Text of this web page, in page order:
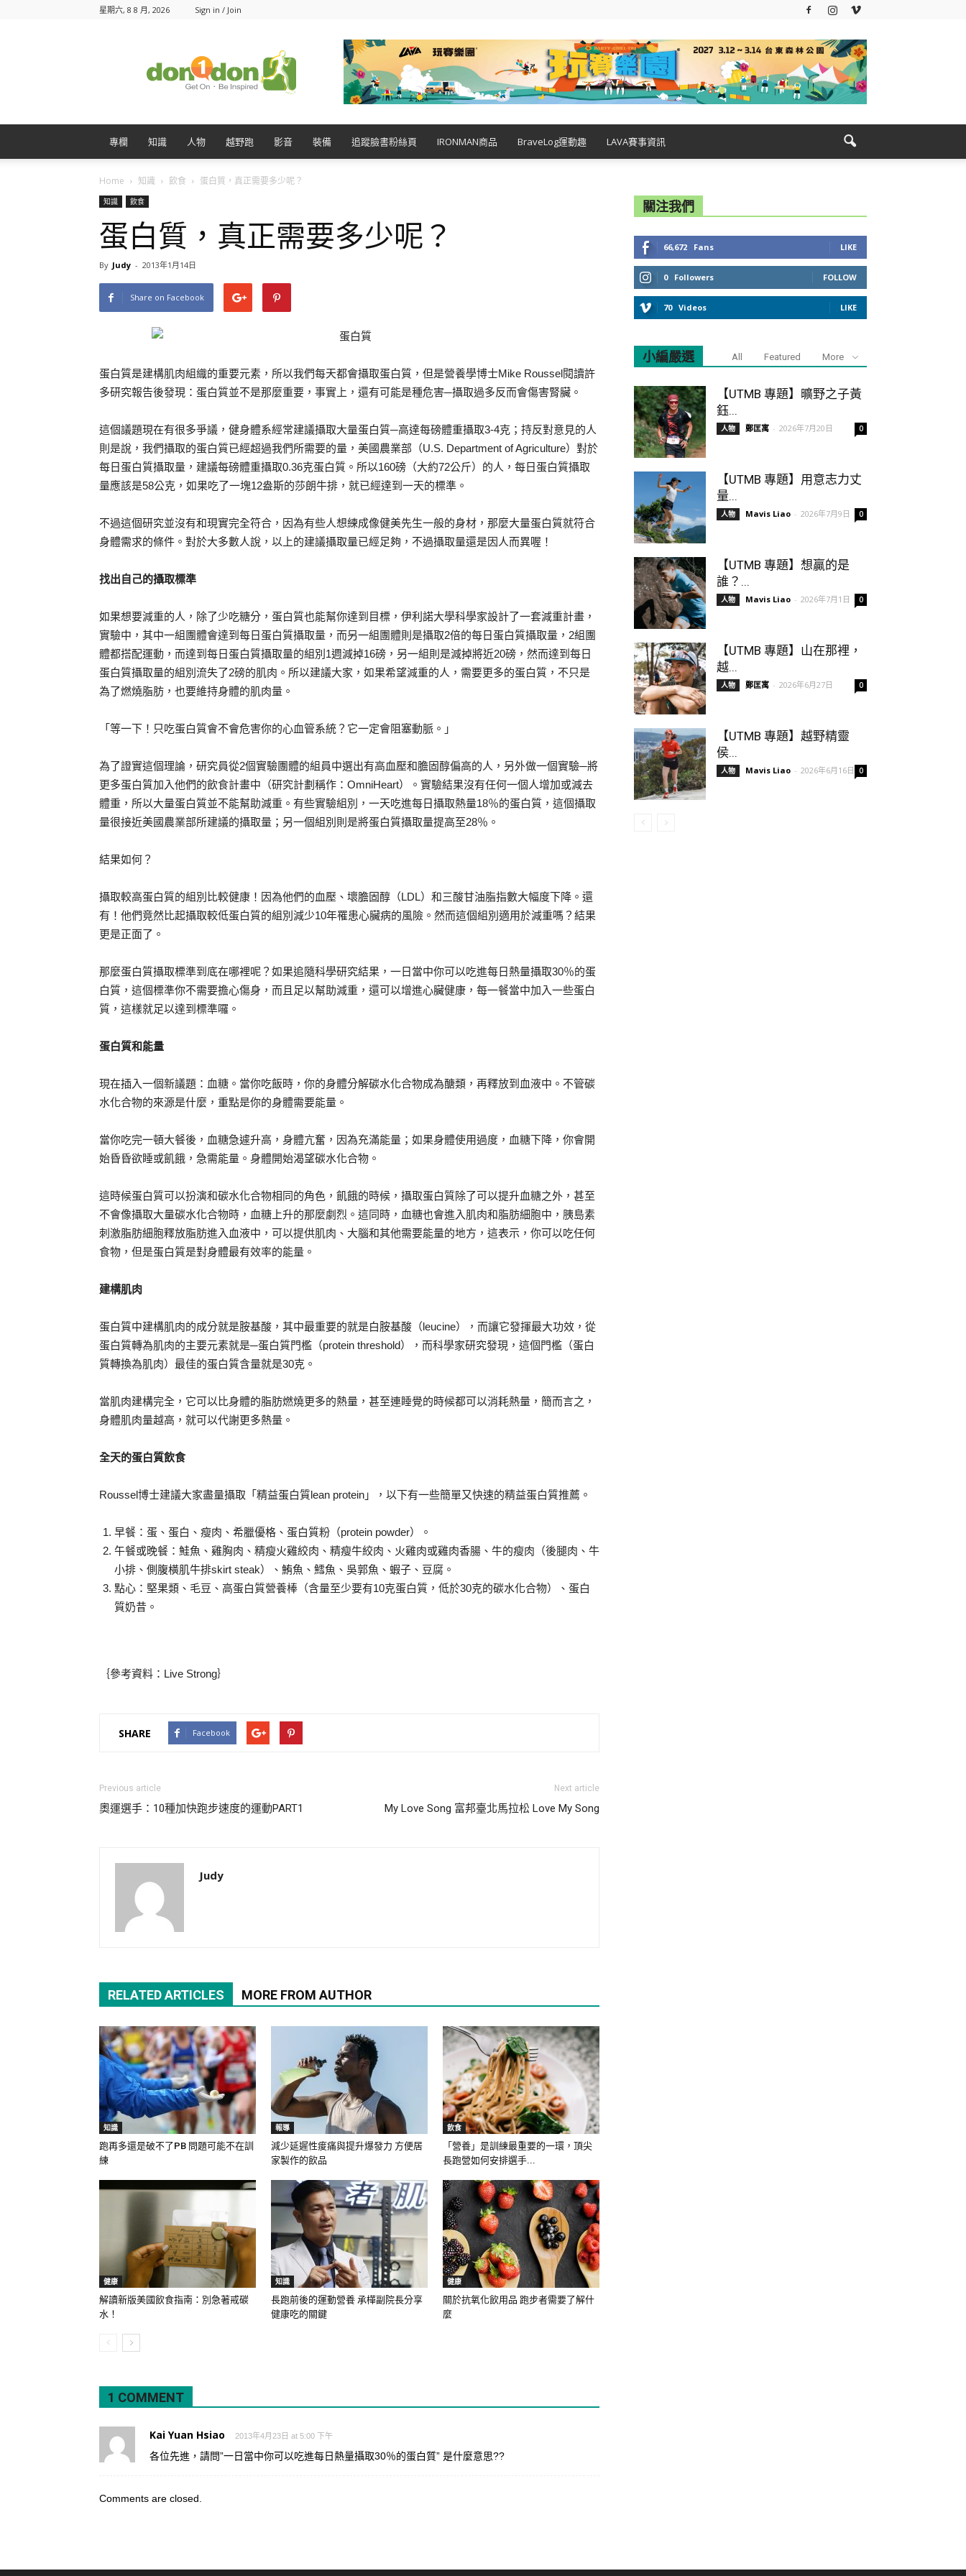
星期六, 8 8 月, 2026 Sign in / Join
專欄 知識 人物 越野跑 影音 裝備 追蹤臉書粉絲頁 IRONMAN商品 BraveLog運動趣 LAVA賽事資訊
Home 知識 飲食 蛋白質，真正需要多少呢？
知識 飲食
蛋白質，真正需要多少呢？
By Judy - 2013年1月14日
Share on Facebook
蛋白質是建構肌肉組織的重要元素，所以我們每天都會攝取蛋白質，但是營養學博士Mike Roussel閱讀許
多研究報告後發現：蛋白質並不是那麼重要，事實上，還有可能是種危害─攝取過多反而會傷害腎臟。
這個議題現在有很多爭議，健身體系經常建議攝取大量蛋白質─高達每磅體重攝取3-4克；持反對意見的人
則是說，我們攝取的蛋白質已經超過我們所需要的量，美國農業部（U.S. Department of Agriculture）對於
每日蛋白質攝取量，建議每磅體重攝取0.36克蛋白質。所以160磅（大約72公斤）的人，每日蛋白質攝取
量應該是58公克，如果吃了一塊12盎斯的莎朗牛排，就已經達到一天的標準。
不過這個研究並沒有和現實完全符合，因為有些人想練成像健美先生一般的身材，那麼大量蛋白質就符合
身體需求的條件。對於大多數人說，以上的建議攝取量已經足夠，不過攝取量還是因人而異喔！
找出自己的攝取標準
如果想要減重的人，除了少吃糖分，蛋白質也能幫你達到目標，伊利諾大學科學家設計了一套減重計畫，
實驗中，其中一組團體會達到每日蛋白質攝取量，而另一組團體則是攝取2倍的每日蛋白質攝取量，2組團
體都搭配運動，而達到每日蛋白質攝取量的組別1週減掉16磅，另一組則是減掉將近20磅，然而達到每日
蛋白質攝取量的組別流失了2磅的肌肉。所以建議大家，如果希望減重的人，需要更多的蛋白質，不只是
為了燃燒脂肪，也要維持身體的肌肉量。
「等一下！只吃蛋白質會不會危害你的心血管系統？它一定會阻塞動脈。」
為了證實這個理論，研究員從2個實驗團體的組員中選出有高血壓和膽固醇偏高的人，另外做一個實驗─將
更多蛋白質加入他們的飲食計畫中（研究計劃稱作：OmniHeart）。實驗結果沒有任何一個人增加或減去
體重，所以大量蛋白質並不能幫助減重。有些實驗組別，一天吃進每日攝取熱量18％的蛋白質，這個攝取
量很接近美國農業部所建議的攝取量；另一個組別則是將蛋白質攝取量提高至28％。
結果如何？
攝取較高蛋白質的組別比較健康！因為他們的血壓、壞膽固醇（LDL）和三酸甘油脂指數大幅度下降。還
有！他們竟然比起攝取較低蛋白質的組別減少10年罹患心臟病的風險。然而這個組別適用於減重嗎？結果
更是正面了。
那麼蛋白質攝取標準到底在哪裡呢？如果追隨科學研究結果，一日當中你可以吃進每日熱量攝取30％的蛋
白質，這個標準你不需要擔心傷身，而且足以幫助減重，還可以增進心臟健康，每一餐當中加入一些蛋白
質，這樣就足以達到標準囉。
蛋白質和能量
現在插入一個新議題：血糖。當你吃飯時，你的身體分解碳水化合物成為醣類，再釋放到血液中。不管碳
水化合物的來源是什麼，重點是你的身體需要能量。
當你吃完一頓大餐後，血糖急遽升高，身體亢奮，因為充滿能量；如果身體使用過度，血糖下降，你會開
始昏昏欲睡或飢餓，急需能量。身體開始渴望碳水化合物。
這時候蛋白質可以扮演和碳水化合物相同的角色，飢餓的時候，攝取蛋白質除了可以提升血糖之外，甚至
不會像攝取大量碳水化合物時，血糖上升的那麼劇烈。這同時，血糖也會進入肌肉和脂肪細胞中，胰島素
刺激脂肪細胞釋放脂肪進入血液中，可以提供肌肉、大腦和其他需要能量的地方，這表示，你可以吃任何
食物，但是蛋白質是對身體最有效率的能量。
建構肌肉
蛋白質中建構肌肉的成分就是胺基酸，其中最重要的就是白胺基酸（leucine），而讓它發揮最大功效，從
蛋白質轉為肌肉的主要元素就是─蛋白質門檻（protein threshold），而科學家研究發現，這個門檻（蛋白
質轉換為肌肉）最佳的蛋白質含量就是30克。
當肌肉建構完全，它可以比身體的脂肪燃燒更多的熱量，甚至連睡覺的時候都可以消耗熱量，簡而言之，
身體肌肉量越高，就可以代謝更多熱量。
全天的蛋白質飲食
Roussel博士建議大家盡量攝取「精益蛋白質lean protein」，以下有一些簡單又快速的精益蛋白質推薦。
早餐：蛋、蛋白、瘦肉、希臘優格、蛋白質粉（protein powder）。
午餐或晚餐：鮭魚、雞胸肉、精瘦火雞絞肉、精瘦牛絞肉、火雞肉或雞肉香腸、牛的瘦肉（後腿肉、牛
小排、側腹橫肌牛排skirt steak）、鮪魚、鱈魚、吳郭魚、蝦子、豆腐。
點心：堅果類、毛豆、高蛋白質營養棒（含量至少要有10克蛋白質，低於30克的碳水化合物）、蛋白
質奶昔。
｛參考資料：Live Strong｝
SHARE Facebook
Previous article
奧運選手：10種加快跑步速度的運動PART1
Next article
My Love Song 富邦臺北馬拉松 Love My Song
Judy
RELATED ARTICLES MORE FROM AUTHOR
知識
跑再多還是破不了PB 問題可能不在訓
練
報導
減少延遲性痠痛與提升爆發力 方便居
家製作的飲品
飲食
「營養」是訓練最重要的一環，頂尖
長跑營如何安排選手...
健康
解讀新版美國飲食指南：別急著戒碳
水！
知識
長跑前後的運動營養 承樺副院長分享
健康吃的關鍵
健康
關於抗氧化飲用品 跑步者需要了解什
麼
1 COMMENT
Kai Yuan Hsiao 2013年4月23日 at 5:00 下午
各位先進，請問”一日當中你可以吃進每日熱量攝取30％的蛋白質” 是什麼意思??
Comments are closed.
關注我們
66,672 Fans LIKE
0 Followers FOLLOW
70 Videos LIKE
小編嚴選 All Featured More
【UTMB 專題】曠野之子黃
鈺...
人物 鄭匡寓 - 2026年7月20日 0
【UTMB 專題】用意志力丈
量...
人物 Mavis Liao - 2026年7月9日 0
【UTMB 專題】想贏的是
誰？...
人物 Mavis Liao - 2026年7月1日 0
【UTMB 專題】山在那裡，
越...
人物 鄭匡寓 - 2026年6月27日 0
【UTMB 專題】越野精靈
侯...
人物 Mavis Liao - 2026年6月16日 0